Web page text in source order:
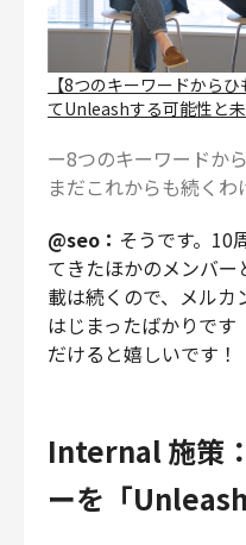
【8つのキーワードから
てUnleashする可能性と
ー8つのキーワードか
まだこれからも続くわ
@seo： そうです。10
てきたほかのメンバ
載は続くので、メル
はじまったばかりで
だけると嬉しいです！
Internal 施策
ーを「